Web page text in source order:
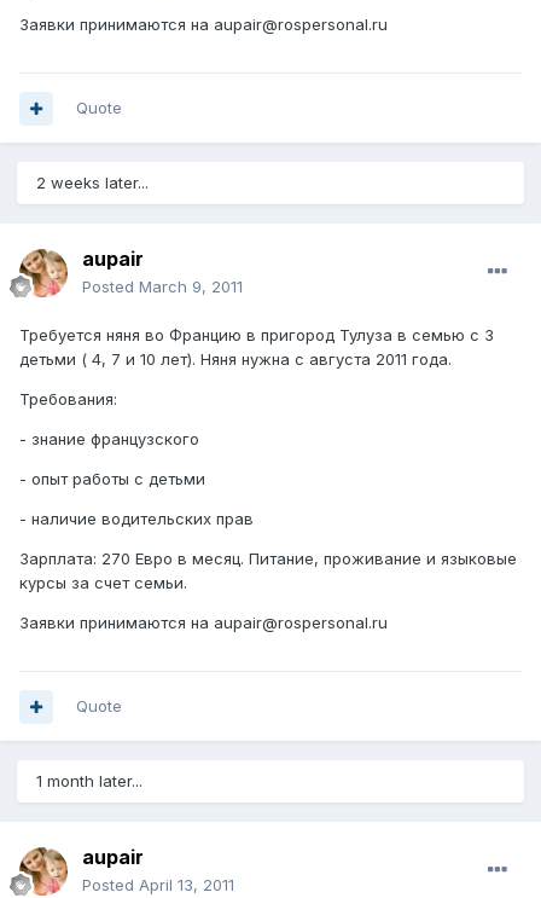
Заявки принимаются на aupair@rospersonal.ru
Quote
2 weeks later...
aupair
Posted March 9, 2011
Требуется няня во Францию в пригород Тулуза в семью с 3
детьми ( 4, 7 и 10 лет). Няня нужна с августа 2011 года.
Требования:
- знание французского
- опыт работы с детьми
- наличие водительских прав
Зарплата: 270 Евро в месяц. Питание, проживание и языковые
курсы за счет семьи.
Заявки принимаются на aupair@rospersonal.ru
Quote
1 month later...
aupair
Posted April 13, 2011